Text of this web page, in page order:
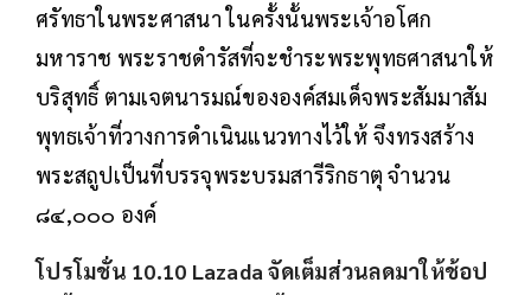
ศรัทธาในพระศาสนา ในครั้งนั้นพระเจ้าอโศก
มหาราช พระราชดำรัสที่จะชำระพระพุทธศาสนาให้
บริสุทธิ์ ตามเจตนารมณ์ขององค์สมเด็จพระสัมมาสัม
พุทธเจ้าที่วางการดำเนินแนวทางไว้ให้ จึงทรงสร้าง
พระสถูปเป็นที่บรรจุพระบรมสารีริกธาตุ จำนวน
๘๔,๐๐๐ องค์
โปรโมชั่น 10.10 Lazada จัดเต็มส่วนลดมาให้ช้อป